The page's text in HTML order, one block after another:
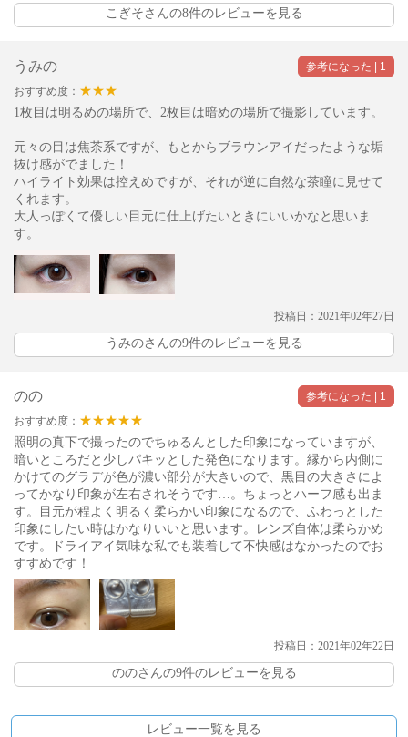
こぎそさんの8件のレビューを見る
うみの
おすすめ度： ★★★
1枚目は明るめの場所で、2枚目は暗めの場所で撮影しています。
元々の目は焦茶系ですが、もとからブラウンアイだったような垢
抜け感がでました！
ハイライト効果は控えめですが、それが逆に自然な茶瞳に見せて
くれます。
大人っぽくて優しい目元に仕上げたいときにいいかなと思いま
す。
投稿日：2021年02年27日
うみのさんの9件のレビューを見る
のの
おすすめ度： ★★★★★
照明の真下で撮ったのでちゅるんとした印象になっていますが、
暗いところだと少しパキッとした発色になります。縁から内側に
かけてのグラデが色が濃い部分が大きいので、黒目の大きさによ
ってかなり印象が左右されそうです…。ちょっとハーフ感も出ま
す。目元が程よく明るく柔らかい印象になるので、ふわっとした
印象にしたい時はかなりいいと思います。レンズ自体は柔らかめ
です。ドライアイ気味な私でも装着して不快感はなかったのでお
すすめです！
投稿日：2021年02年22日
ののさんの9件のレビューを見る
レビュー一覧を見る